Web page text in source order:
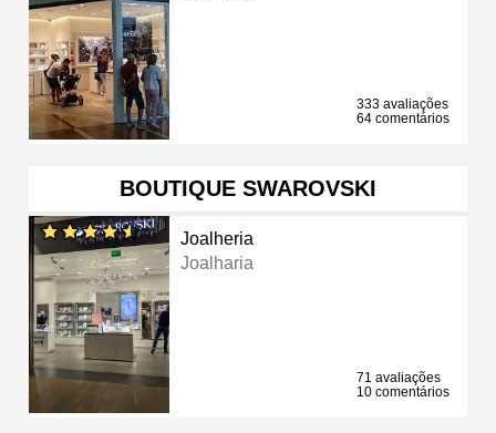
333 avaliações
64 comentários
BOUTIQUE SWAROVSKI
Joalheria
Joalharia
71 avaliações
10 comentários